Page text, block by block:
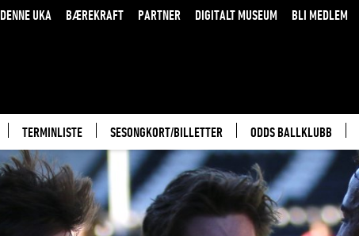
DENNE UKA BÆREKRAFT PARTNER DIGITALT MUSEUM BLI MEDLEM
TERMINLISTE SESONGKORT/BILLETTER ODDS BALLKLUBB